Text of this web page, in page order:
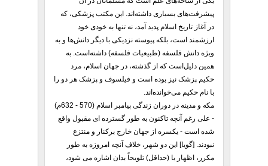
پیشرفت‌های بسیاری داشته‌اند. این مکتب پزشکی، که
در آغاز تاریخ اسلام پدید آمد، نه تنها به خودی خود
ارزشمند است، بلکه پیوسته نزدیکی با دیگر دانش‌ها و به
ویژه دانش فلسفه (طبیعیات فلسفه) داشته‌است. به
همین دلیل‌است که از گذشته، در جهان اسلام، مرد
حکیم پزشک نیز بوده است و فیلسوف و پزشک هر دو را
با نام حکیم می‌خوانده‌اند.
مکه و مدینه در دوران زندگی پیامبر اسلام (570 - 632م)
- علی رغم آنچه تاکنون به طور گسترده ای مقبول واقع
شده است - یکسره از جهان خارج برکنار و منتزع
نبودند. [گویا] این دو شهر، خلاف آنچه امروزه به طور
مکرر، اظهار یا (حداقل) تلویحاً بدان اشاره می شود،